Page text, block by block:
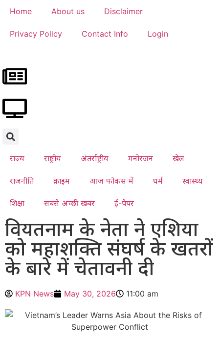
Home About us Disclaimer
Privacy Policy Contact Info Login
राज्य राष्ट्रीय अंतर्राष्ट्रीय मनोरंजन खेल
राजनीति क्राइम आज फोकस में धर्म स्वास्थ्य
शिक्षा सबसे अच्छी खबर ई-पेपर
वियतनाम के नेता ने एशिया
को महाशक्ति संघर्ष के खतरों
के बारे में चेतावनी दी
KPN News May 30, 2026 11:00 am